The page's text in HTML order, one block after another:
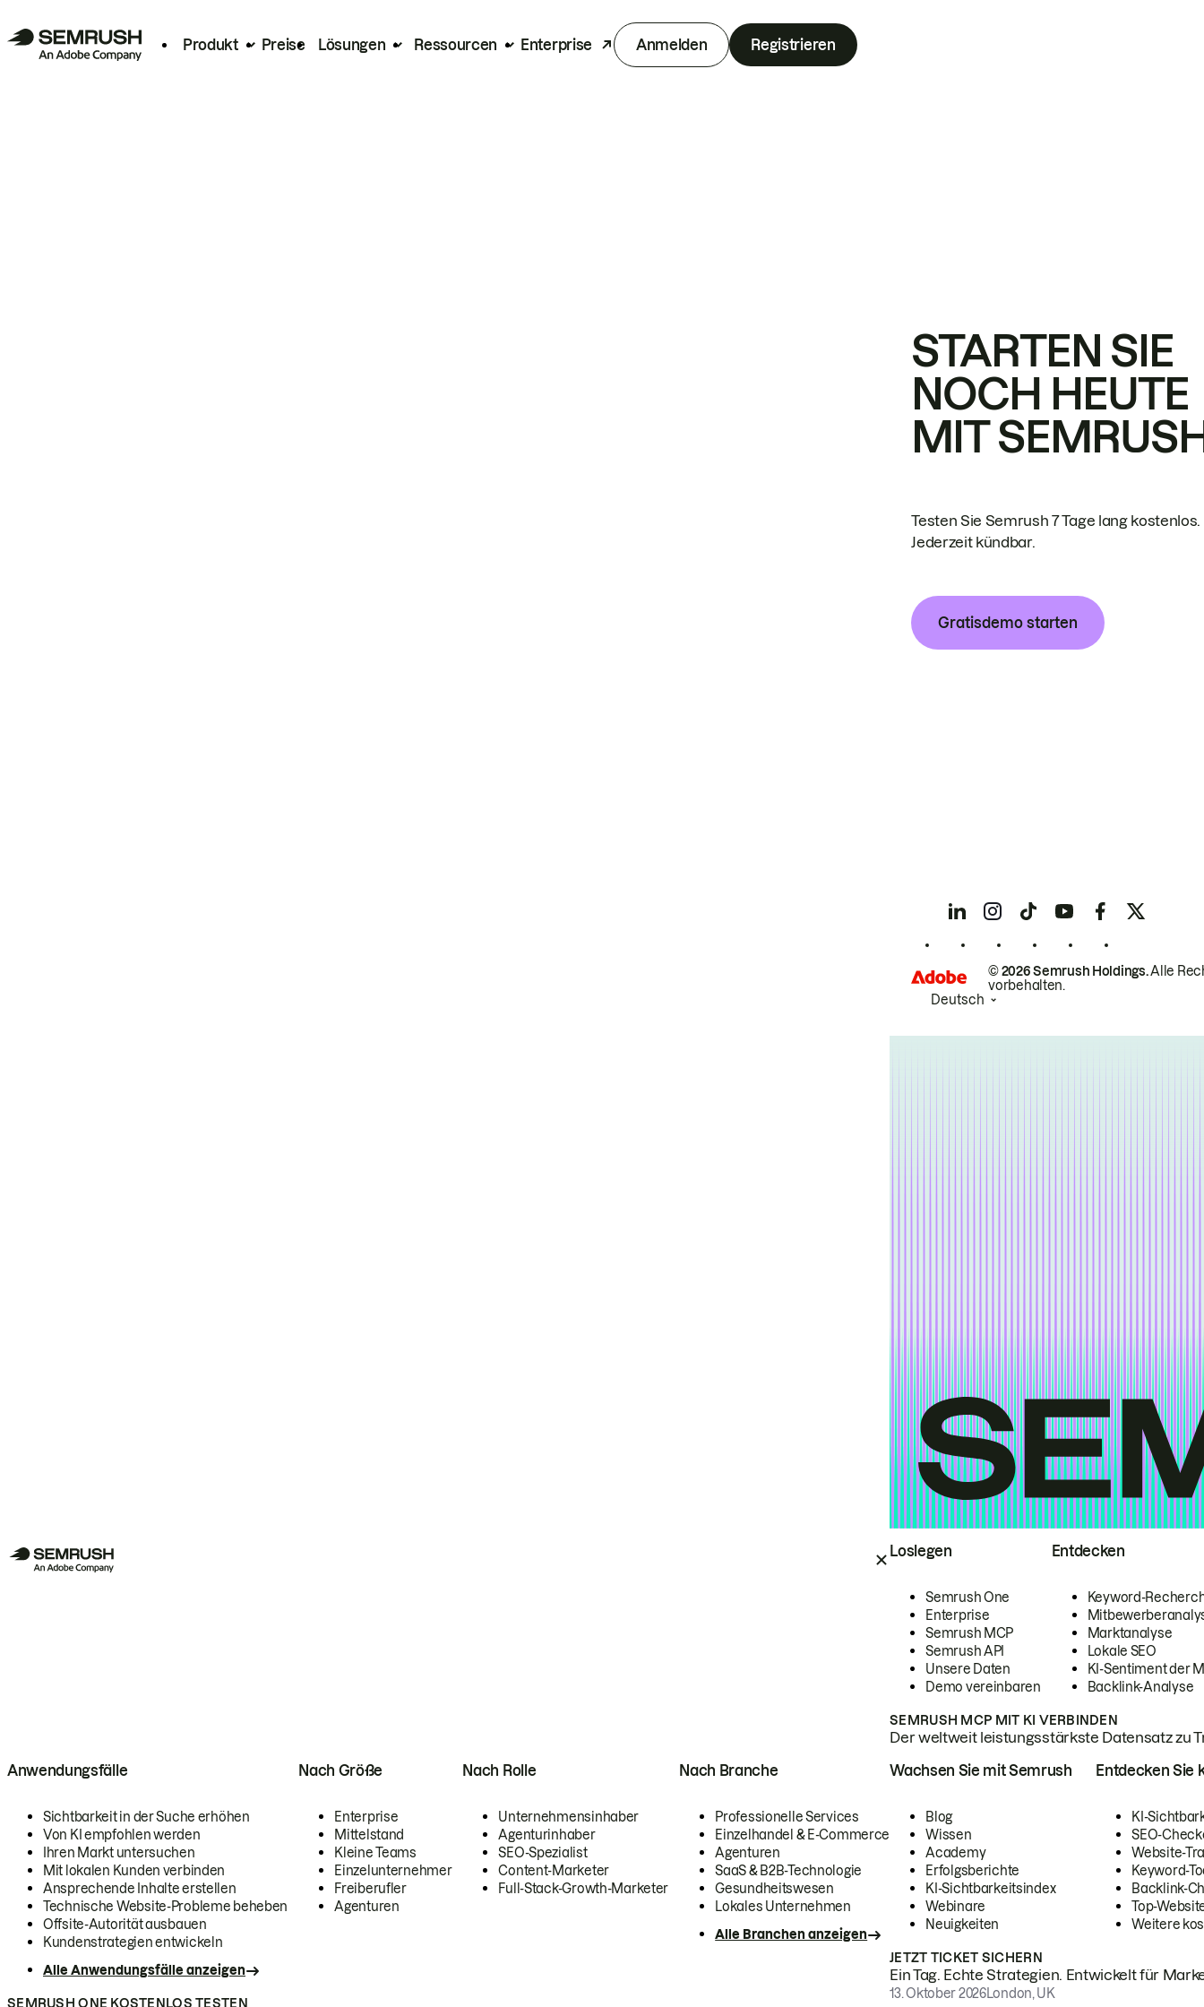
Produkt Preise Lösungen Ressourcen Enterprise Anmelden Registrieren
Loslegen
Semrush One
Enterprise
Semrush MCP
Semrush API
Unsere Daten
Demo vereinbaren
Entdecken
Keyword-
Marktanalyse
Lokale SEO
KI-Sentiment der
Backlink-Analyse
SEMRUSH MCP MIT KI VERBINDEN
Der weltweit leistungsstärkste Datensatz zu
Anwendungsfälle
Sichtbarkeit in der Suche erhöhen
Von KI empfohlen werden
Ihren Markt untersuchen
Mit lokalen Kunden verbinden
Ansprechende Inhalte erstellen
Technische Website-Probleme beheben
Offsite-Autorität ausbauen
Kundenstrategien entwickeln
Alle Anwendungsfälle anzeigen
Nach Größe
Enterprise
Mittelstand
Kleine Teams
Einzelunternehmer
Freiberufler
Agenturen
Nach Rolle
Unternehmensinhaber
Agenturinhaber
SEO-Spezialist
Content-Marketer
Full-Stack-Growth-Marketer
Nach Branche
Professionelle Services
Einzelhandel & E-Commerce
Agenturen
SaaS & B2B-Technologie
Gesundheitswesen
Lokales Unternehmen
Alle Branchen anzeigen
SEMRUSH ONE KOSTENLOS TESTEN
Wachsen Sie mit Semrush
Blog
Wissen
Academy
Erfolgsberichte
KI-Sichtbarkeitsindex
Webinare
Neuigkeiten
Entdecken Sie
KI-
SEO-
Website-
Keyword-
Backlink-
Top-
Weitere
JETZT TICKET SICHERN
Ein Tag. Echte Strategien. Entwickelt für
13. Oktober 2026London, UK
STARTEN SIE
NOCH HEUTE
MIT
Testen Sie Semrush 7 Tage lang kostenlos.
Jederzeit kündbar.
Gratisdemo starten
© 2026 Semrush Holdings.Alle
vorbehalten.
Deutsch